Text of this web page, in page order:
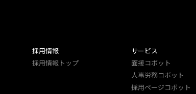
採用情報
採用情報トップ
サービス
面接コボット
人事労務コボット​
採用ページコボット​